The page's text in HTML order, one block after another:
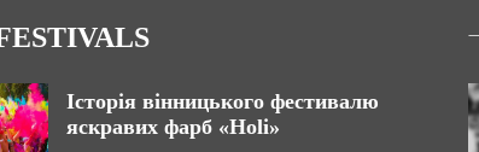
Історія вінницького фестивалю
яскравих фарб «Holi»